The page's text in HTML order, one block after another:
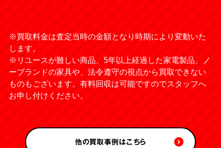
※買取料金は査定当時の金額となり時期により変動いた
します。
※リユースが難しい商品、5年以上経過した家電製品、ノ
ーブランドの家具や、法令遵守の視点から買取できない
ものもございます。有料回収は可能ですのでスタッフへ
お申し付けください。
他の買取事例はこちら